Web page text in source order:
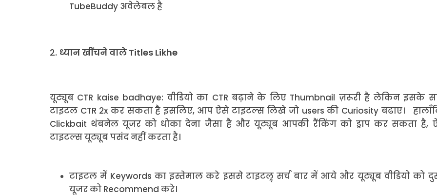
TubeBuddy अवेलेबल है
2. ध्यान खींचने वाले Titles Likhe
यूट्यूब CTR kaise badhaye: वीडियो का CTR बढ़ाने के लिए Thumbnail ज़रूरी है लेकिन इसके
टाइटल CTR 2x कर सकता है इसलिए, आप ऐसे टाइटल्स लिखे जो users की Curiosity बढाए।
Clickbait थंबनेल यूजर को धोका देना जैसा है और यूट्यूब आपकी रैंकिंग को ड्राप कर सकता है,
टाइटल्स यूट्यूब पसंद नहीं करता है।
टाइटल में Keywords का इस्तेमाल करे इससे टाइटल्र् सर्च बार में आये और यूट्यूब वीडियो को
यूजर को Recommend करे।